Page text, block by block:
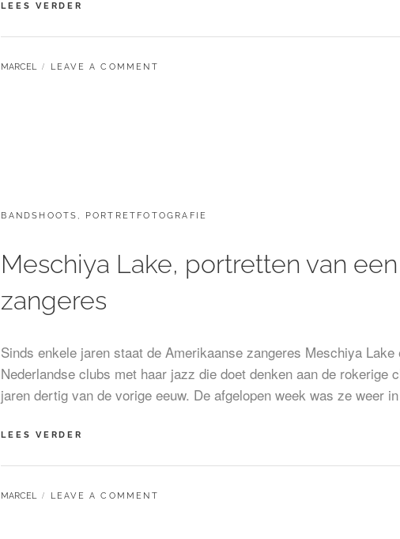
LEES VERDER
KPLUSV
BY
MARCEL LEAVE A COMMENT
CATEGORIES:
BANDSHOOTS , PORTRETFOTOGRAFIE
Meschiya Lake, portretten van
zangeres
Sinds enkele jaren staat de Amerikaanse zangeres Meschiya
Nederlandse clubs met haar jazz die doet denken aan de rokerige
jaren dertig van de vorige eeuw. De afgelopen week was ze weer
LEES VERDER
PORTRETTEN
EEN
BY
MARCEL LEAVE A COMMENT